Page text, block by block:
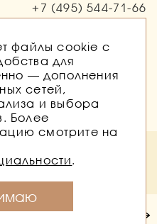
+7 (495) 544-71-66
данных
файлы cookie с
для
— дополнения
сетей,
и выбора
Более
смотрите на
.